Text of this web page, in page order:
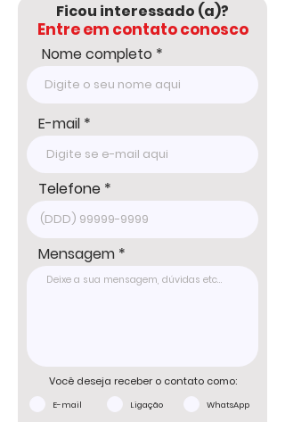
Ficou interessado (a)?
Entre em contato conosco
Nome completo
E-mail
Telefone
Mensagem
Você deseja receber o contato como:
E-mail Ligação WhatsApp